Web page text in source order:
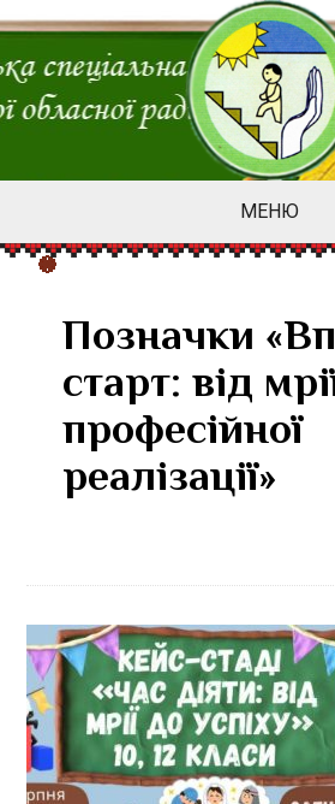
МЕНЮ
Позначки
старт: від
професійної
реалізації»